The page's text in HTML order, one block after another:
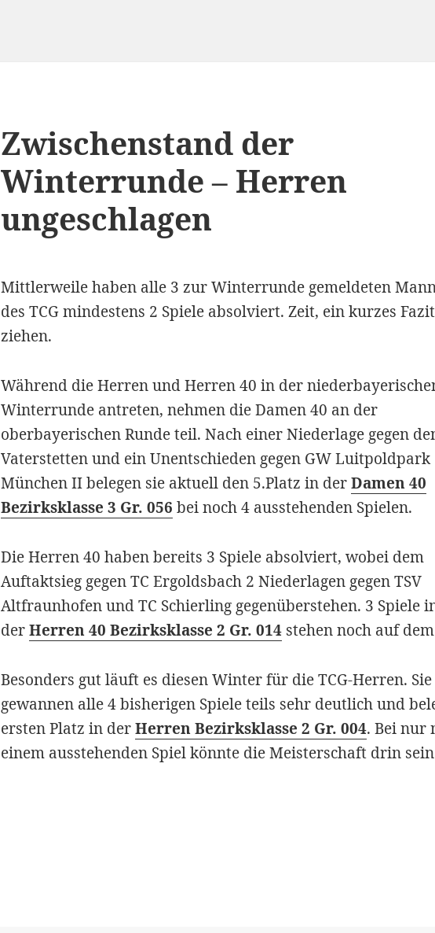
Zwischenstand der
Winterrunde – Herren
ungeschlagen
Mittlerweile haben alle 3 zur Winterrunde gemeldeten
des TCG mindestens 2 Spiele absolviert. Zeit, ein kurzes
ziehen.
Während die Herren und Herren 40 in der
Winterrunde antreten, nehmen die Damen 40 an der
oberbayerischen Runde teil. Nach einer Niederlage gegen
Vaterstetten und ein Unentschieden gegen GW Luitpoldpark
München II belegen sie aktuell den 5.Platz in derDamen 40
Bezirksklasse 3 Gr. 056 bei noch 4 ausstehenden Spielen.
Die Herren 40 haben bereits 3 Spiele absolviert, wobei dem
Auftaktsieg gegen TC Ergoldsbach 2 Niederlagen gegen TSV
Altfraunhofen und TC Schierling gegenüberstehen. 3 Spiele
derHerren 40 Bezirksklasse 2 Gr. 014 stehen noch auf
Besonders gut läuft es diesen Winter für die TCG-Herren. Sie
gewannen alle 4 bisherigen Spiele teils sehr deutlich und
ersten Platz in derHerren Bezirksklasse 2 Gr. 004. Bei nur
einem ausstehenden Spiel könnte die Meisterschaft drin